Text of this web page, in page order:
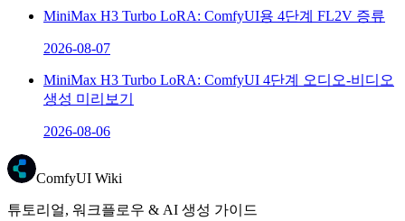
MiniMax H3 Turbo LoRA: ComfyUI용 4단계 FL2V 증류
2026-08-07
MiniMax H3 Turbo LoRA: ComfyUI 4단계 오디오-비디오
생성 미리보기
2026-08-06
ComfyUI Wiki
튜토리얼, 워크플로우 & AI 생성 가이드